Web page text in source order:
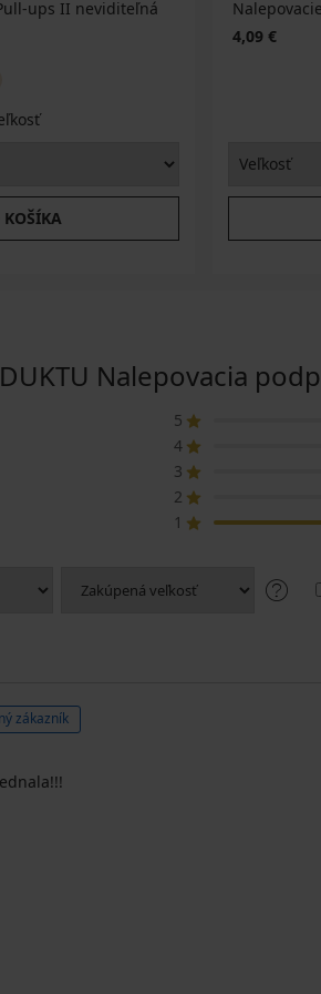
ups II neviditeľná
4,09 €
Nalepovacia
5
4
3
2
1
zákazník